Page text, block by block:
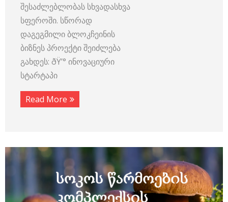
შესაძლებლობას სხვადასხვა
სფეროში. სწორად
დაგეგმილი ბლოკჩეინის
ბიზნეს პროექტი შეიძლება
გახდეს: ðŸ’° ინოვაციური
სტარტაპი
Read More